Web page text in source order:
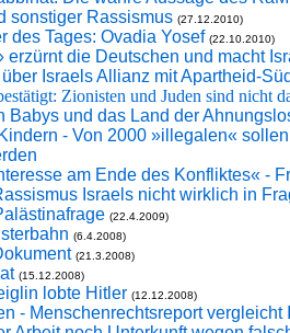
sonstiger Rassismus (27.12.2010)
des Tages: Ovadia Yosef (22.10.2010)
erzürnt die Deutschen und macht
Israels Allianz mit Apartheid-
Zionisten und Juden sind nicht
Babys und das Land der
- Von 2000 »illegalen«
am Ende des Konfliktes« -
Israels nicht wirklich in
(22.4.2009)
(6.4.2008)
(21.3.2008)
(15.12.2008)
lobte Hitler (12.12.2008)
- Menschenrechtsreport